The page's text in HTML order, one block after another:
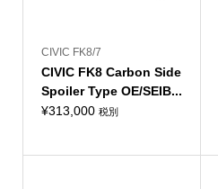
CIVIC FK8/7
CIVIC FK8 Carbon Side
Spoiler Type OE/SEIB...
¥313,000 税別